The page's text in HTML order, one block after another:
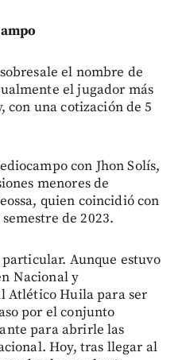
el nombre de
el jugador más
con una cotización de 5
con Jhon Solís,
menores de
quien coincidió con
de 2023.
particular. Aunque estuvo
Nacional y
Atlético Huila para ser
por el conjunto
para abrirle las
Hoy, tras llegar al